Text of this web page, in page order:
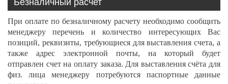
Безналичный расчет
При оплате по безналичному расчету необходимо сообщить
менеджеру перечень и количество интересующих Вас
позиций, реквизиты, требующиеся для выставления счета, а
также адрес электронной почты, на который будет
отправлен счет на оплату заказа. Для выставления счёта для
физ. лица менеджеру потребуются паспортные данные